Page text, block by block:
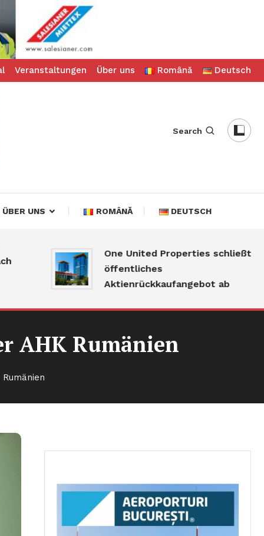
Veranstaltungen Über uns Română Deutsch
Search
ÜBER UNS ROMÂNĂ DEUTSCH
One United Properties schließt
öffentliches
Aktienrückkaufangebot ab
AHK Rumänien